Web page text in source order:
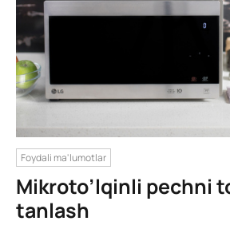
Foydali ma'lumotlar
Mikroto’lqinli pechni
tanlash